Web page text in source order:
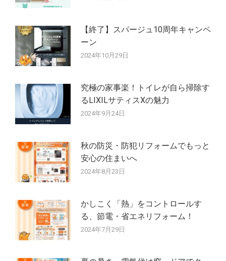
【終了】スパージュ10周年キャンペ
ーン
2024年10月29日
究極の家事楽！トイレが自ら掃除す
るLIXILサティスXの魅力
2024年9月24日
秋の防災・防犯リフォームでもっと
安心の住まいへ
2024年8月23日
かしこく「熱」をコントロールす
る、節電・省エネリフォーム！
2024年7月29日